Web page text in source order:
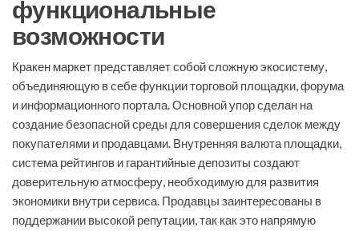
функциональные
возможности
Кракен маркет представляет собой сложную экосистему,
объединяющую в себе функции торговой площадки, форума
и информационного портала. Основной упор сделан на
создание безопасной среды для совершения сделок между
покупателями и продавцами. Внутренняя валюта площадки,
система рейтингов и гарантийные депозиты создают
доверительную атмосферу, необходимую для развития
экономики внутри сервиса. Продавцы заинтересованы в
поддержании высокой репутации, так как это напрямую